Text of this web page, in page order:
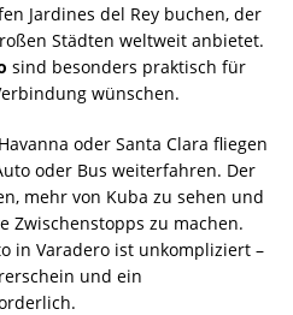
Jardines del Rey buchen, der
Städten weltweit anbietet.
sind besonders praktisch für
wünschen.
oder Santa Clara fliegen
oder Bus weiterfahren. Der
mehr von Kuba zu sehen und
Zwischenstopps zu machen.
in Varadero ist unkompliziert –
und ein